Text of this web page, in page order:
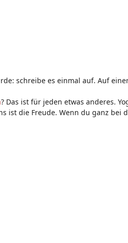
schreibe es einmal auf. Auf
? Das ist für jeden etwas anderes.
ist die Freude. Wenn du ganz bei